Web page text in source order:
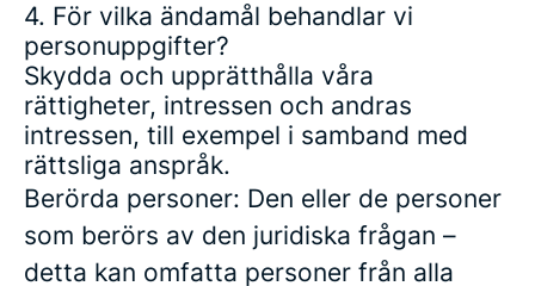
4. För vilka ändamål behandlar vi
personuppgifter?
Skydda och upprätthålla våra
rättigheter, intressen och andras
intressen, till exempel i samband med
rättsliga anspråk.
Berörda personer: Den eller de personer
som berörs av den juridiska frågan –
detta kan omfatta personer från alla